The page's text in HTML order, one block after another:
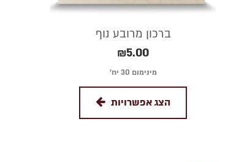
ברכון מרובע נוף
₪5.00
מינימום 30 יח׳
הצג אפשרויות